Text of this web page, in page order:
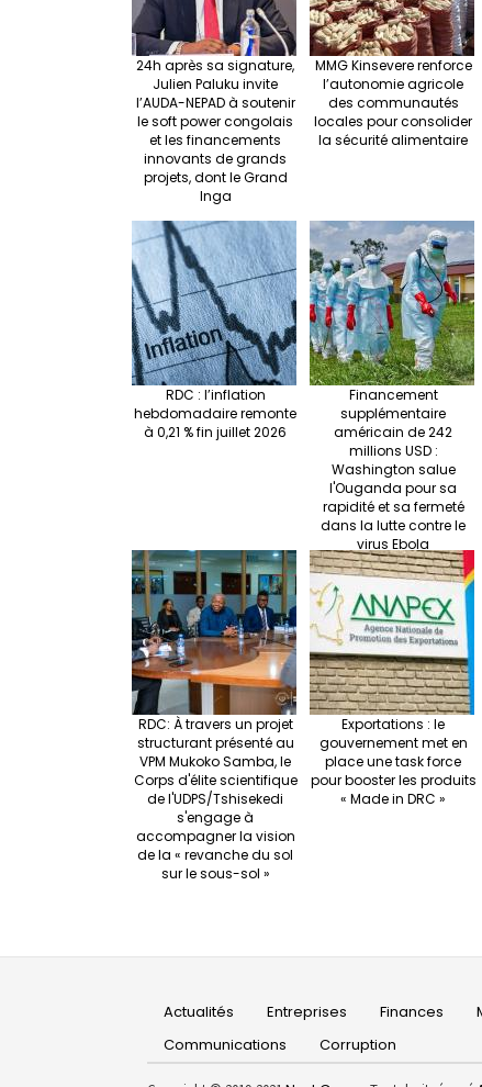
24h après sa signature,
Julien Paluku invite
l’AUDA-NEPAD à soutenir
le soft power congolais
et les financements
innovants de grands
projets, dont le Grand
Inga
MMG Kinsevere renforce
l’autonomie agricole
des communautés
locales pour consolider
la sécurité alimentaire
RDC : l’inflation
hebdomadaire remonte
à 0,21 % fin juillet 2026
Financement
supplémentaire
américain de 242
millions USD :
Washington salue
l'Ouganda pour sa
rapidité et sa fermeté
dans la lutte contre le
virus Ebola
RDC: À travers un projet
structurant présenté au
VPM Mukoko Samba, le
Corps d'élite scientifique
de l'UDPS/Tshisekedi
s'engage à
accompagner la vision
de la « revanche du sol
sur le sous-sol »
Exportations : le
gouvernement met en
place une task force
pour booster les produits
« Made in DRC »
Main
navigation
Actualités Entreprises Finances
Communications
Corruption